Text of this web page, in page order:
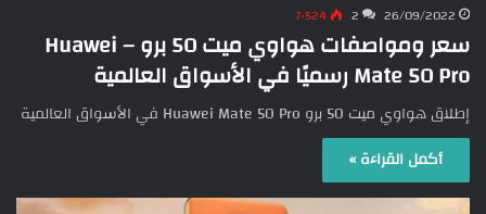
26/09/2022
2 7٬524
سعر ومواصفات هواوي ميت 50 برو – Huawei
Mate 50 Pro رسميًا في الأسواق العالمية
إطلاق هواوي ميت 50 برو Huawei Mate 50 Pro في الأسواق العالمية
أكمل القراءة »